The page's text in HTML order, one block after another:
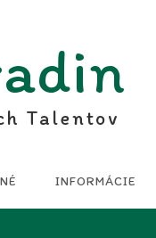
Talentov
INFORMÁCIE